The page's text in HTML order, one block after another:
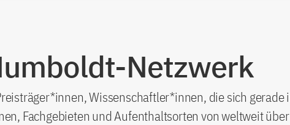
Netzwerk
Wissenschaftler*innen, die sich gerade
Fachgebieten und Aufenthaltsorten von weltweit